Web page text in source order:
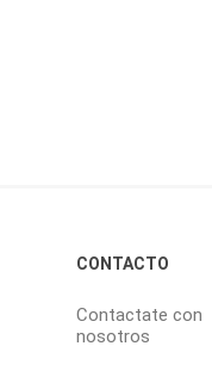
CONTACTO
Contactate con
nosotros